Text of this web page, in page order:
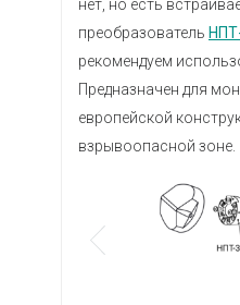
нет, но есть
преобразователь
рекомендуем
Предназначен для
европейской
взрывоопасной зоне.